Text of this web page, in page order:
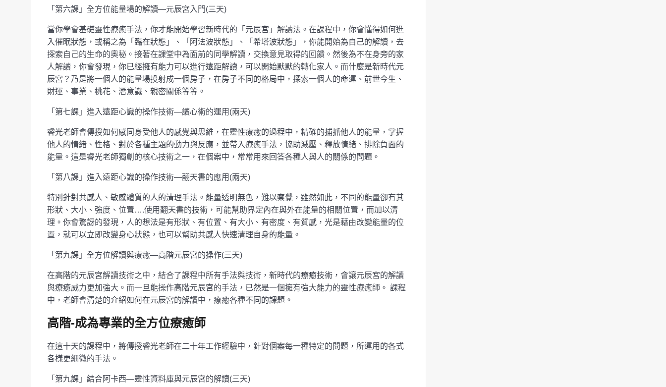
「第六課」全方位能量場的解讀—元辰宮入門(三天)
當你學會基礎靈性療癒手法，你才能開始學習新時代的「元辰宮」解讀法。在課程中，你會懂得如何進
入催眠狀態，或稱之為「臨在狀態」、「阿法波狀態」、「希塔波狀態」，你能開始為自己的解讀，去
探索自己的生命的奧秘。接著在課堂中為面前的同學解讀，交換意見取得的回饋。然後為不在身旁的家
人解讀，你會發現，你已經擁有能力可以進行遠距解讀，可以開始默默的轉化家人。而什麼是新時代元
辰宮？乃是將一個人的能量場投射成一個房子，在房子不同的格局中，探索一個人的命運、前世今生、
財運、事業、桃花、潛意識、親密關係等等。
「第七課」進入遠距心識的操作技術—讀心術的運用(兩天)
睿光老師會傳授如何感同身受他人的感覺與思維，在靈性療癒的過程中，精確的捕抓他人的能量，掌握
他人的情緒、性格、對於各種主題的動力與反應，並帶入療癒手法，協助減壓、釋放情緒、排除負面的
能量。這是睿光老師獨創的核心技術之一，在個案中，常常用來回答各種人與人的關係的問題。
「第八課」進入遠距心識的操作技術—翻天書的應用(兩天)
特別針對共感人、敏感體質的人的清理手法。能量透明無色，難以察覺，雖然如此，不同的能量卻有其
形狀、大小、強度、位置….使用翻天書的技術，可能幫助界定內在與外在能量的相關位置，而加以清
理。你會驚訝的發現，人的想法是有形狀、有位置、有大小、有密度、有質感，光是藉由改變能量的位
置，就可以立即改變身心狀態，也可以幫助共感人快速清理自身的能量。
「第九課」全方位解讀與療癒—高階元辰宮的操作(三天)
在高階的元辰宮解讀技術之中，結合了課程中所有手法與技術，新時代的療癒技術，會讓元辰宮的解讀
與療癒威力更加強大。而一旦能操作高階元辰宮的手法，已然是一個擁有強大能力的靈性療癒師。 課程
中，老師會清楚的介紹如何在元辰宮的解讀中，療癒各種不同的課題。
高階-成為專業的全方位療癒師
在這十天的課程中，將傳授睿光老師在二十年工作經驗中，針對個案每一種特定的問題，所運用的各式
各樣更細微的手法。
「第九課」結合阿卡西—靈性資料庫與元辰宮的解讀(三天)